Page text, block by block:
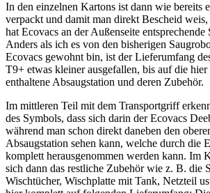
In den einzelnen Kartons ist dann wie bereits
verpackt und damit man direkt Bescheid
hat Ecovacs an der Außenseite entsprechende
Anders als ich es von den bisherigen
Ecovacs gewohnt bin, ist der Lieferumfang
T9+ etwas kleiner ausgefallen, bis auf die hier
enthaltene Absaugstation und deren Zubehör.
Im mittleren Teil mit dem Transportgriff
des Symbols, dass sich darin der Ecovacs
während man schon direkt daneben den
Absaugstation sehen kann, welche durch die
komplett herausgenommen werden kann. Im
sich dann das restliche Zubehör wie z. B. die
Wischtücher, Wischplatte mit Tank, Netzteil